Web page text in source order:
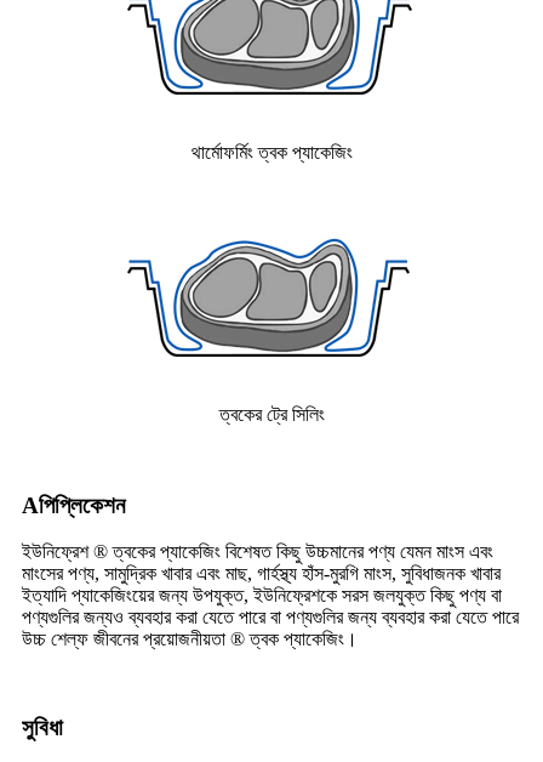
থার্মোফর্মিং ত্বক প্যাকেজিং
ত্বকের ট্রে সিলিং
Aপিপ্লিকেশন
ইউনিফ্রেশ ® ত্বকের প্যাকেজিং বিশেষত কিছু উচ্চমানের পণ্য যেমন মাংস এবং
মাংসের পণ্য, সামুদ্রিক খাবার এবং মাছ, গার্হস্থ্য হাঁস-মুরগি মাংস, সুবিধাজনক খাবার
ইত্যাদি প্যাকেজিংয়ের জন্য উপযুক্ত, ইউনিফ্রেশকে সরস জলযুক্ত কিছু পণ্য বা
পণ্যগুলির জন্যও ব্যবহার করা যেতে পারে বা পণ্যগুলির জন্য ব্যবহার করা যেতে পারে
উচ্চ শেল্ফ জীবনের প্রয়োজনীয়তা ® ত্বক প্যাকেজিং।
সুবিধা